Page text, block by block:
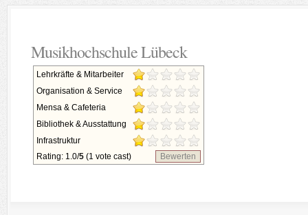
Musikhochschule Lübeck
Lehrkräfte & Mitarbeiter
Organisation & Service
Mensa & Cafeteria
Bibliothek & Ausstattung
Infrastruktur
Rating: 1.0/5 (1 vote cast) Bewerten